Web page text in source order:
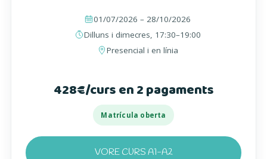
01/07/2026 – 28/10/2026
Dilluns i dimecres, 17:30–19:00
Presencial i en línia
428€/curs en 2 pagaments
Matrícula oberta
VORE CURS A1-A2